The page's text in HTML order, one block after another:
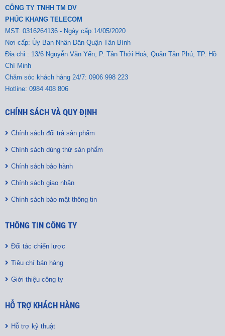
CÔNG TY TNHH TM DV
PHÚC KHANG TELECOM
MST: 0316264136 - Ngày cấp:14/05/2020
Nơi cấp: Ủy Ban Nhân Dân Quận Tân Bình
Địa chỉ : 13/6 Nguyễn Văn Yến, P. Tân Thới Hoà, Quận Tân Phú, TP. Hồ
Chí Minh
Chăm sóc khách hàng 24/7: 0906 998 223
Hotline: 0984 408 806
CHÍNH SÁCH VÀ QUY ĐỊNH
Chính sách đổi trả sản phẩm
Chính sách dùng thử sản phẩm
Chính sách bảo hành
Chính sách giao nhận
Chính sách bảo mật thông tin
THÔNG TIN CÔNG TY
Đối tác chiến lược
Tiêu chí bán hàng
Giới thiệu công ty
HỖ TRỢ KHÁCH HÀNG
Hỗ trợ kỹ thuật